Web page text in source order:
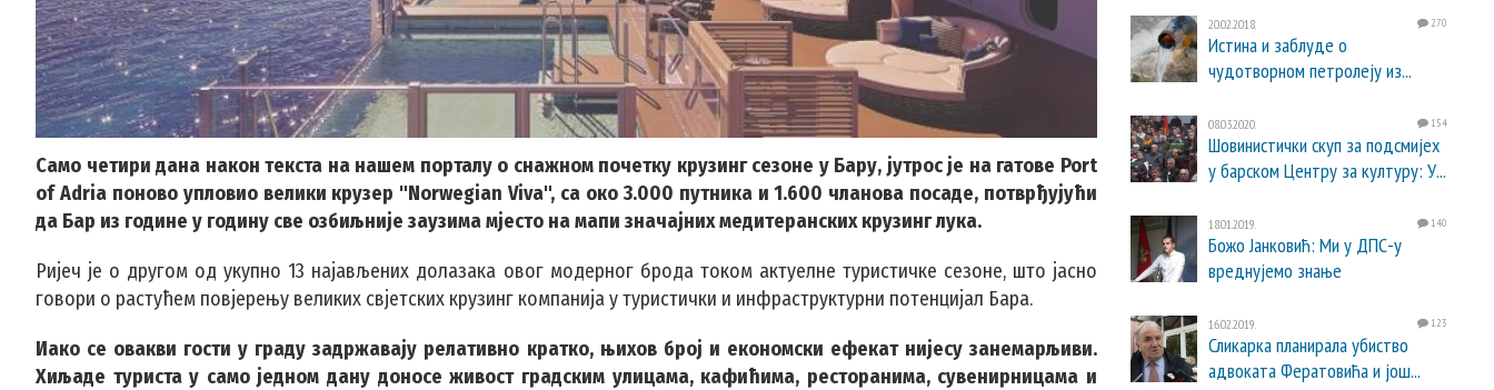
Само четири дана након текста на нашем порталу о снажном почетку крузинг сезоне у Бару, јутрос је на гатове Port
of Adria поново упловио велики крузер "Norwegian Viva", са око 3.000 путника и 1.600 чланова посаде, потврђујући
да Бар из године у годину све озбиљније заузима мјесто на мапи значајних медитеранских крузинг лука.
Ријеч је о другом од укупно 13 најављених долазака овог модерног брода током актуелне туристичке сезоне, што јасно
говори о растућем повјерењу великих свјетских крузинг компанија у туристички и инфраструктурни потенцијал Бара.
Иако се овакви гости у граду задржавају релативно кратко, њихов број и економски ефекат нијесу занемарљиви.
Хиљаде туриста у само једном дану доносе живост градским улицама, кафићима, ресторанима, сувенирницама и
20.02.2018. 270
Истина и заблуде о
чудотворном петролеју из...
08.03.2020. 154
Шовинистички скуп за подсмијех
у барском Центру за културу: У...
18.01.2019. 140
Божо Јанковић: Ми у ДПС-у
вреднујемо знање
16.02.2019. 123
Сликарка планирала убиство
адвоката Фератовића и још...